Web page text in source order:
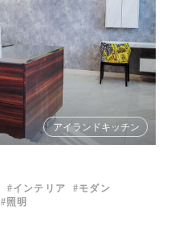
アイランドキッチン
インテリア
モダン
照明